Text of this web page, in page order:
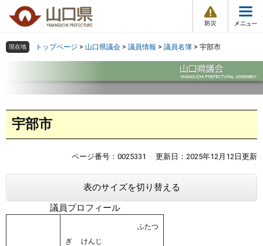
の
。
ー
て
情
メ
組織で探す
お気に入り
トップページ
ページ番号検索
検索の仕方 組織で探す サイトマップで探す
現在地 トップページ > 山口県議会 > 議員情報 > 議員名簿 > 宇部市
本宇部市
ページ番号：0025331 更新日：2025年12月12日更新
表のサイズを切り替える
議員プロフィール
ふたつ
ぎ けんじ